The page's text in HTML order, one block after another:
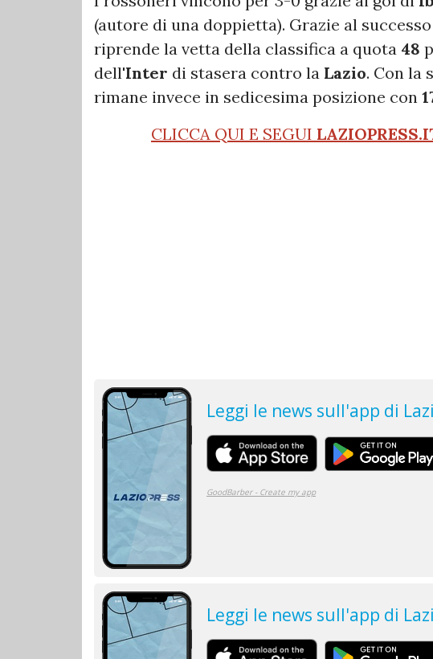
(autore di una doppietta). Grazie al
riprende la vetta della classifica a quota 48
dell'Inter di stasera contro la Lazio. Con la
rimane invece in sedicesima posizione con
CLICCA QUI E SEGUI